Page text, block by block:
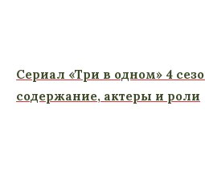
Сериал «Три в одном» 4
содержание, актеры и роли